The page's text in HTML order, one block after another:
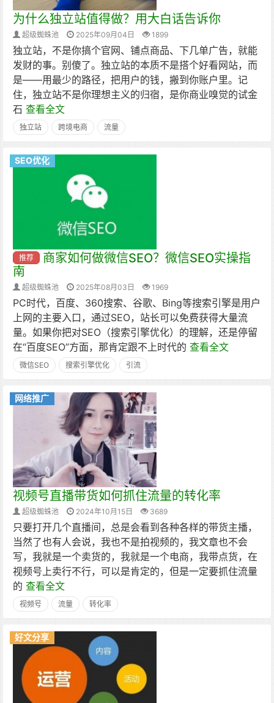
为什么独立站值得做？用大白话告诉你
超级蜘蛛池 2025年09月04日 1899
独立站，不是你搞个官网、铺点商品、下几单广告，就能
发财的事。别傻了。独立站的本质不是搭个好看网站，而
是——用最少的路径，把用户的钱，搬到你账户里。记
住，独立站不是你理想主义的归宿，是你商业嗅觉的试金
石 查看全文
独立站 跨境电商 流量
SEO优化
推荐
商家如何做微信SEO？微信SEO实操指
南
超级蜘蛛池 2025年08月03日 1969
PC时代，百度、360搜索、谷歌、Bing等搜索引擎是用户
上网的主要入口，通过SEO，站长可以免费获得大量流
量。如果你把对SEO（搜索引擎优化）的理解，还是停留
在“百度SEO”方面，那肯定跟不上时代的 查看全文
微信SEO 搜索引擎优化 引流
网络推广
视频号直播带货如何抓住流量的转化率
超级蜘蛛池 2024年10月15日 3689
只要打开几个直播间，总是会看到各种各样的带货主播，
当然了也有人会说，我也不是拍视频的，我文章也不会
写，我就是一个卖货的，我就是一个电商，我带点货，在
视频号上卖行不行，可以是肯定的，但是一定要抓住流量
的 查看全文
视频号 流量 转化率
好文分享